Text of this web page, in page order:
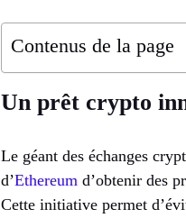
Contenus de la page
Un prêt crypto
Le géant des échanges
d’Ethereum d’obtenir des
Cette initiative permet